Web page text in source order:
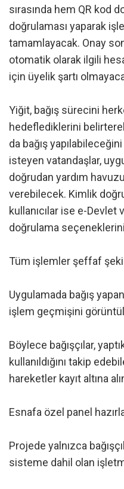
sırasında hem QR kod
doğrulaması yaparak
tamamlayacak. Onay
otomatik olarak ilgili
için üyelik şartı
Yiğit, bağış sürecini
hedeflediklerini
da bağış
isteyen vatandaşlar,
doğrudan yardım
verebilecek. Kimlik
kullanıcılar ise e-
doğrulama
Tüm işlemler şeffaf
Uygulamada bağış
işlem geçmişini
Böylece bağışçılar,
kullanıldığını takip
hareketler kayıt altına
Esnafa özel panel
Projede yalnızca
sisteme dahil olan